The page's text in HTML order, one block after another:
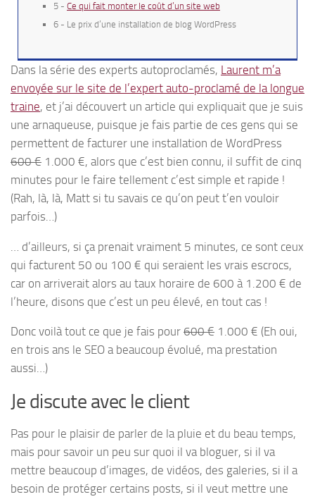
5 - Ce qui fait monter le coût d’un site web
6 - Le prix d’une installation de blog WordPress
Dans la série des experts autoproclamés, Laurent m’a
envoyée sur le site de l’expert auto-proclamé de la longue
traine, et j’ai découvert un article qui expliquait que je suis
une arnaqueuse, puisque je fais partie de ces gens qui se
permettent de facturer une installation de WordPress
600 € 1.000 €, alors que c’est bien connu, il suffit de cinq
minutes pour le faire tellement c’est simple et rapide !
(Rah, là, là, Matt si tu savais ce qu’on peut t’en vouloir
parfois…)
… d’ailleurs, si ça prenait vraiment 5 minutes, ce sont ceux
qui facturent 50 ou 100 € qui seraient les vrais escrocs,
car on arriverait alors au taux horaire de 600 à 1.200 € de
l’heure, disons que c’est un peu élevé, en tout cas !
Donc voilà tout ce que je fais pour 600 € 1.000 € (Eh oui,
en trois ans le SEO a beaucoup évolué, ma prestation
aussi…)
Je discute avec le client
Pas pour le plaisir de parler de la pluie et du beau temps,
mais pour savoir un peu sur quoi il va bloguer, si il va
mettre beaucoup d’images, de vidéos, des galeries, si il a
besoin de protéger certains posts, si il veut mettre une